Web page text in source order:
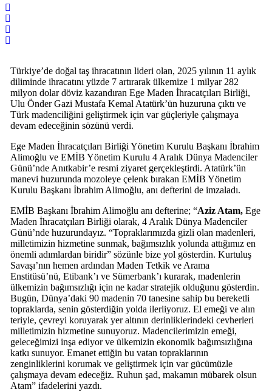
Türkiye’de doğal taş ihracatının lideri olan, 2025 yılının 11 aylık
diliminde ihracatını yüzde 7 artırarak ülkemize 1 milyar 282
milyon dolar döviz kazandıran Ege Maden İhracatçıları Birliği,
Ulu Önder Gazi Mustafa Kemal Atatürk’ün huzuruna çıktı ve
Türk madenciliğini geliştirmek için var güçleriyle çalışmaya
devam edeceğinin sözünü verdi.
Ege Maden İhracatçıları Birliği Yönetim Kurulu Başkanı İbrahim
Alimoğlu ve EMİB Yönetim Kurulu 4 Aralık Dünya Madenciler
Günü’nde Anıtkabir’e resmi ziyaret gerçekleştirdi. Atatürk’ün
manevi huzurunda mozoleye çelenk bırakan EMİB Yönetim
Kurulu Başkanı İbrahim Alimoğlu, anı defterini de imzaladı.
EMİB Başkanı İbrahim Alimoğlu anı defterine; “Aziz Atam, Ege
Maden İhracatçıları Birliği olarak, 4 Aralık Dünya Madenciler
Günü’nde huzurundayız. “Topraklarımızda gizli olan madenleri,
milletimizin hizmetine sunmak, bağımsızlık yolunda attığımız en
önemli adımlardan biridir” sözünle bize yol gösterdin. Kurtuluş
Savaşı’nın hemen ardından Maden Tetkik ve Arama
Enstitüsü’nü, Etibank’ı ve Sümerbank’ı kurarak, madenlerin
ülkemizin bağımsızlığı için ne kadar stratejik olduğunu gösterdin.
Bugün, Dünya’daki 90 madenin 70 tanesine sahip bu bereketli
topraklarda, senin gösterdiğin yolda ilerliyoruz. El emeği ve alın
teriyle, çevreyi koruyarak yer altının derinliklerindeki cevherleri
milletimizin hizmetine sunuyoruz. Madencilerimizin emeği,
geleceğimizi inşa ediyor ve ülkemizin ekonomik bağımsızlığına
katkı sunuyor. Emanet ettiğin bu vatan topraklarının
zenginliklerini korumak ve geliştirmek için var gücümüzle
çalışmaya devam edeceğiz. Ruhun şad, makamın mübarek olsun
Atam” ifadelerini yazdı.